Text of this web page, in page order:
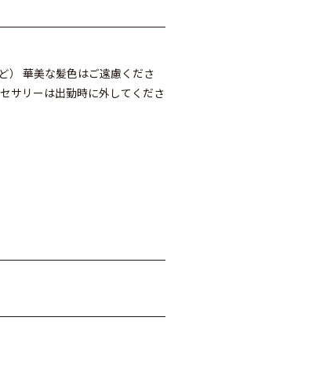
） 華美な髪色はご遠慮くださ
サリーは出勤時に外してくださ